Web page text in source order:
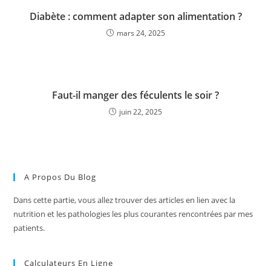
Diabète : comment adapter son alimentation ?
mars 24, 2025
Faut-il manger des féculents le soir ?
juin 22, 2025
A Propos Du Blog
Dans cette partie, vous allez trouver des articles en lien avec la
nutrition et les pathologies les plus courantes rencontrées par mes
patients.
Calculateurs En Ligne